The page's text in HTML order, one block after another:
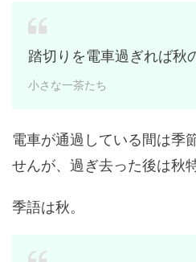
踏切りを電車過ぎれば秋
小さな一茶たち
電車が通過している間は季
せんが、過ぎ去った後は秋
季語は秋。